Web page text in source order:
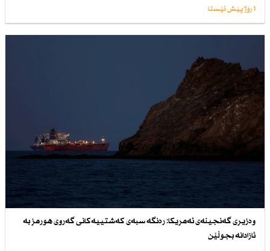
1 رۆژ پێش ئێستا
وەزیری گەنجینەی ئەمریكا: رەنگە سبەی كەشتییەكانی گەروی هورمز بە
ئازادانە بجوڵێن